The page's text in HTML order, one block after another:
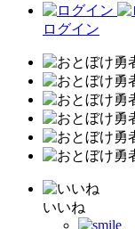
ログイン
いいね